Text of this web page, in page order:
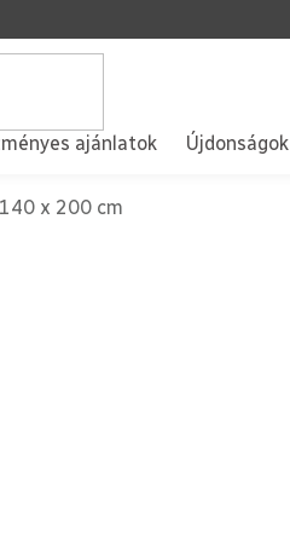
ajánlatok Újdonságok
x 200 cm